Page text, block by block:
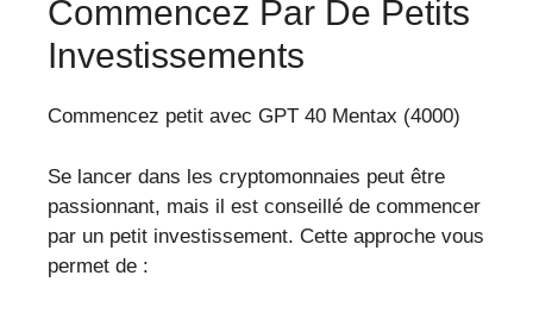
Commencez Par De Petits
Investissements
Commencez petit avec GPT 40 Mentax (4000)
Se lancer dans les cryptomonnaies peut être
passionnant, mais il est conseillé de commencer
par un petit investissement. Cette approche vous
permet de :